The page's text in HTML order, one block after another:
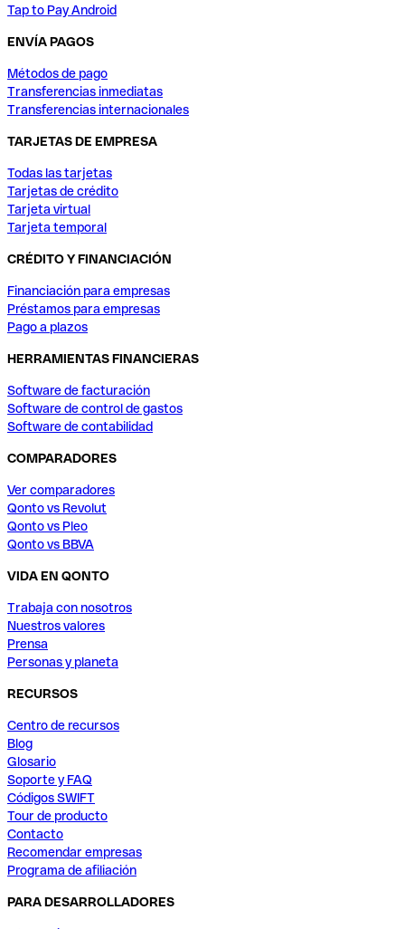
Tap to Pay Android
ENVÍA PAGOS
Métodos de pago
Transferencias inmediatas
Transferencias internacionales
TARJETAS DE EMPRESA
Todas las tarjetas
Tarjetas de crédito
Tarjeta virtual
Tarjeta temporal
CRÉDITO Y FINANCIACIÓN
Financiación para empresas
Préstamos para empresas
Pago a plazos
HERRAMIENTAS FINANCIERAS
Software de facturación
Software de control de gastos
Software de contabilidad
COMPARADORES
Ver comparadores
Qonto vs Revolut
Qonto vs Pleo
Qonto vs BBVA
VIDA EN QONTO
Trabaja con nosotros
Nuestros valores
Prensa
Personas y planeta
RECURSOS
Centro de recursos
Blog
Glosario
Soporte y FAQ
Códigos SWIFT
Tour de producto
Contacto
Recomendar empresas
Programa de afiliación
PARA DESARROLLADORES